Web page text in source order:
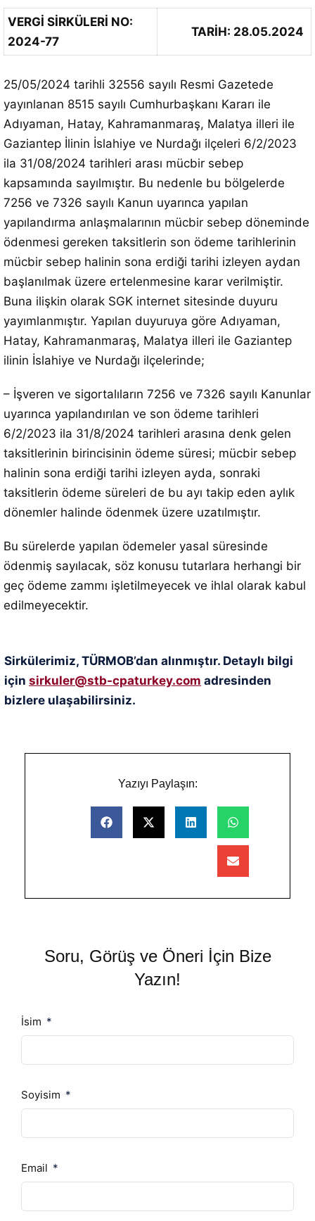
VERGİ SİRKÜLERİ NO:
2024-77
TARİH: 28.05.2024
25/05/2024 tarihli 32556 sayılı Resmi Gazetede
yayınlanan 8515 sayılı Cumhurbaşkanı Kararı ile
Adıyaman, Hatay, Kahramanmaraş, Malatya illeri ile
Gaziantep İlinin İslahiye ve Nurdağı ilçeleri 6/2/2023
ila 31/08/2024 tarihleri arası mücbir sebep
kapsamında sayılmıştır. Bu nedenle bu bölgelerde
7256 ve 7326 sayılı Kanun uyarınca yapılan
yapılandırma anlaşmalarının mücbir sebep döneminde
ödenmesi gereken taksitlerin son ödeme tarihlerinin
mücbir sebep halinin sona erdiği tarihi izleyen aydan
başlanılmak üzere ertelenmesine karar verilmiştir.
Buna ilişkin olarak SGK internet sitesinde duyuru
yayımlanmıştır. Yapılan duyuruya göre Adıyaman,
Hatay, Kahramanmaraş, Malatya illeri ile Gaziantep
ilinin İslahiye ve Nurdağı ilçelerinde;
– İşveren ve sigortalıların 7256 ve 7326 sayılı Kanunlar
uyarınca yapılandırılan ve son ödeme tarihleri
6/2/2023 ila 31/8/2024 tarihleri arasına denk gelen
taksitlerinin birincisinin ödeme süresi; mücbir sebep
halinin sona erdiği tarihi izleyen ayda, sonraki
taksitlerin ödeme süreleri de bu ayı takip eden aylık
dönemler halinde ödenmek üzere uzatılmıştır.
Bu sürelerde yapılan ödemeler yasal süresinde
ödenmiş sayılacak, söz konusu tutarlara herhangi bir
geç ödeme zammı işletilmeyecek ve ihlal olarak kabul
edilmeyecektir.
Sirkülerimiz, TÜRMOB’dan alınmıştır. Detaylı bilgi
için sirkuler@stb-cpaturkey.com adresinden
bizlere ulaşabilirsiniz.
Yazıyı Paylaşın:
Soru, Görüş ve Öneri İçin Bize
Yazın!
İsim
Soyisim
Email